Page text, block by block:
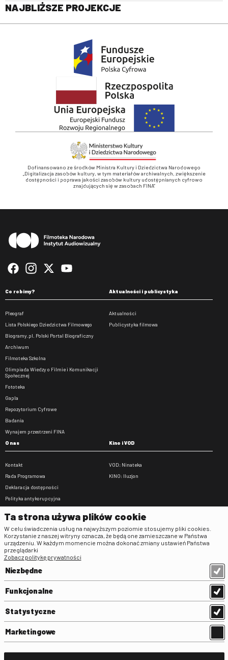
NAJBLIŻSZE PROJEKCJE
Dofinansowano ze środków Ministra Kultury i Dziedzictwa Narodowego
„Digitalizacja zasobów kultury, w tym materiałów archiwalnych, zwiększenie
dostępności i poprawa jakości zasobów kultury udostępnianych cyfrowo
znajdujących się w zasobach FINA”
Co robimy?
Pleograf
Lista Polskiego Dziedzictwa Filmowego
Biogramy.pl. Polski Portal Biograficzny
Archiwum
Filmoteka Szkolna
Olimpiada Wiedzy o Filmie i Komunikacji
Społecznej
Fototeka
Gapla
Repozytorium Cyfrowe
Badania
Wynajem przestrzeni FINA
Aktualności i publicystyka
Aktualności
Publicystyka filmowa
O nas
Kontakt
Rada Programowa
Deklaracja dostępności
Polityka antykorupcyjna
Zamówienia publiczne
Praca w FINA
Kino i VOD
VOD: Ninateka
KINO: Iluzjon
Regulaminy
Klauzula informacyjna RODO
Regulamin użytkowania parkingu
Standardy ochrony małoletnich
Regulamin kina Iluzjon
Ta strona używa plików cookie
W celu świadczenia usług na najwyższym poziomie stosujemy pliki cookies.
Korzystanie z naszej witryny oznacza, że będą one zamieszczane w Państwa
urządzeniu. W każdym momencie można dokonać zmiany ustawień Państwa
przeglądarki
Zobacz politykę prywatności
Niezbędne
Funkcjonalne
Statystyczne
Marketingowe